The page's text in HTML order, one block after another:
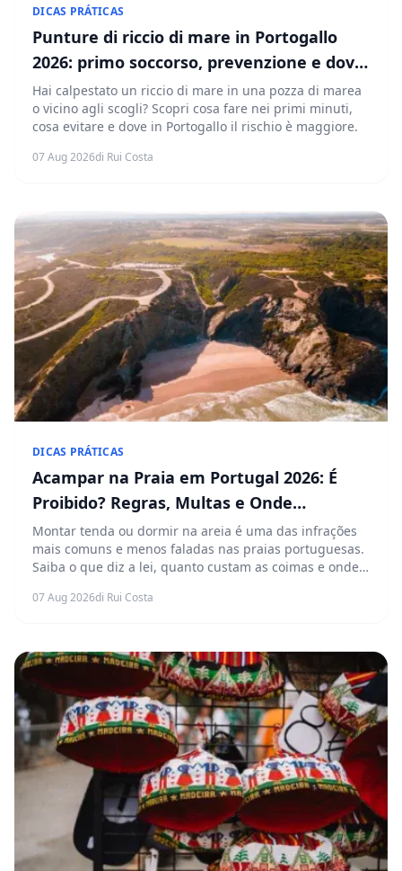
DICAS PRÁTICAS
Punture di riccio di mare in Portogallo
2026: primo soccorso, prevenzione e dove
c'è più rischio
Hai calpestato un riccio di mare in una pozza di marea
o vicino agli scogli? Scopri cosa fare nei primi minuti,
cosa evitare e dove in Portogallo il rischio è maggiore.
07 Aug 2026di Rui Costa
DICAS PRÁTICAS
Acampar na Praia em Portugal 2026: É
Proibido? Regras, Multas e Onde
Pernoitar Legalmente
Montar tenda ou dormir na areia é uma das infrações
mais comuns e menos faladas nas praias portuguesas.
Saiba o que diz a lei, quanto custam as coimas e onde
07 Aug 2026di Rui Costa